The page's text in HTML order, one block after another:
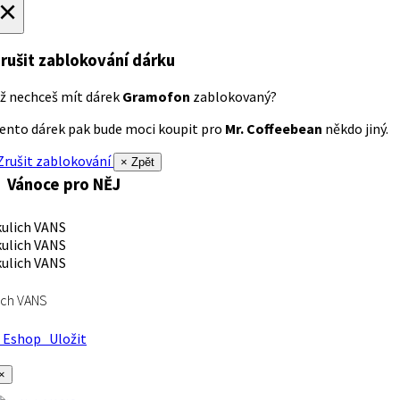
zablokování dárku
nechceš mít dárek Gramofon zablokovaný?
dárek pak bude moci koupit pro Mr. Coffeebean někdo jiný.
zablokování
× Zpět
Vánoce pro NĚJ
VANS
Uložit